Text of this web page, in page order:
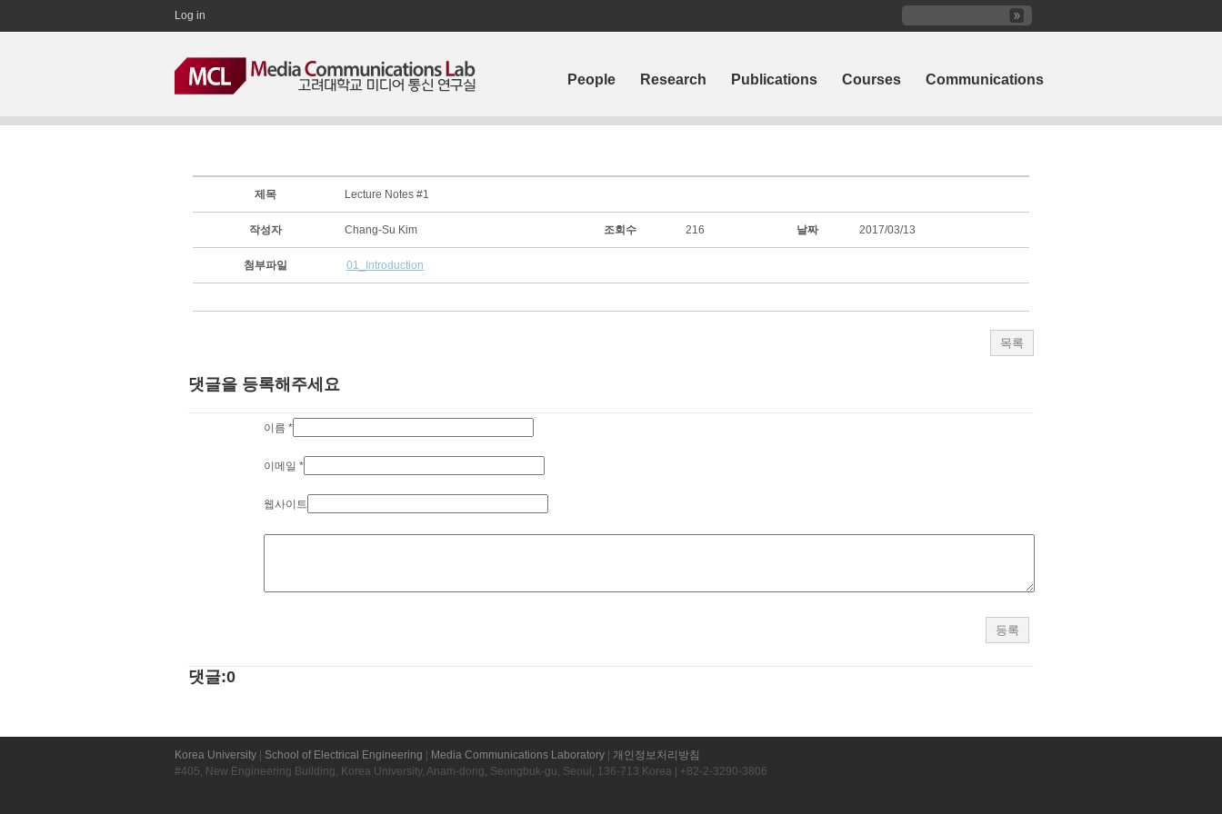
Log in
People Research Publications Courses Communications
제목 Lecture Notes #1
작성자 Chang-Su Kim 조회수 216 날짜 2017/03/13
첨부파일 01_Introduction
댓글을 등록해주세요
이름 *
이메일 *
웹사이트
댓글:0
Korea University School of Electrical Engineering Media Communications Laboratory
개인정보처리방침
#405, New Engineering Building, Korea University, Anam-dong, Seongbuk-gu, Seoul, 136-713 Korea | +82-2-3290-3806